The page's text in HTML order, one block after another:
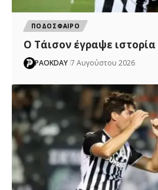
ΠΟΔΟΣΦΑΙΡΟ
Ο Τάισον έγραψε
PAOKDAY 7 Αυγούστου 2026